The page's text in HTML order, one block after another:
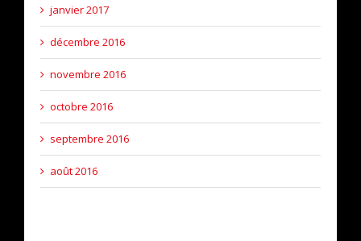
janvier 2017
décembre 2016
novembre 2016
octobre 2016
septembre 2016
août 2016